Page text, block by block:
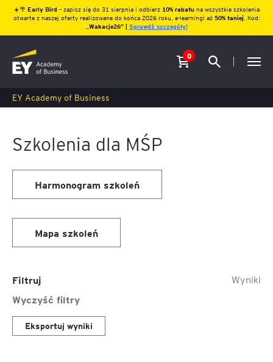
☀️🌴 Early Bird – zapisz się do 31 sierpnia i odbierz10% rabatu na wszystkie szkolenia
otwarte z naszej oferty realizowane do końca 2026 roku, e-learningi aż 50% taniej. Kod:
Wakacje26″ | Sprawdź szczegóły!
0
EY Academy of Business
Szkolenia dla MŚP
Harmonogram szkoleń
Mapa szkoleń
Filtruj
Wyczyść filtry
Wyniki
Eksportuj wyniki